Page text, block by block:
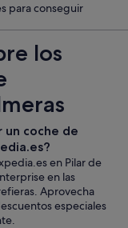
para conseguir
los
un coche de
en Pilar de
en las
Aprovecha
especiales